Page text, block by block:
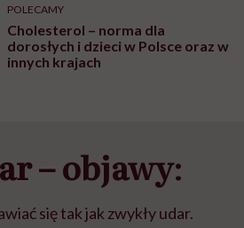
POLECAMY
Cholesterol – norma dla
dorosłych i dzieci w Polsce oraz w
innych krajach
– objawy:
ćsiętak jak zwykły udar.